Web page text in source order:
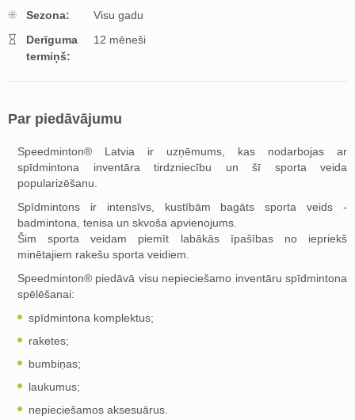
Sezona:
Visu gadu
Derīguma
termiņš:
12 mēneši
Par piedāvājumu
Speedminton® Latvia ir uzņēmums, kas nodarbojas ar
spīdmintona inventāra tirdzniecību un šī sporta veida
popularizēšanu.
Spīdmintons ir intensīvs, kustībām bagāts sporta veids -
badmintona, tenisa un skvoša apvienojums.
Šim sporta veidam piemīt labākās īpašības no iepriekš
minētajiem rakešu sporta veidiem.
Speedminton® piedāvā visu nepieciešamo inventāru spīdmintona
spēlēšanai:
spīdmintona komplektus;
raketes;
bumbiņas;
laukumus;
nepieciešamos aksesuārus.